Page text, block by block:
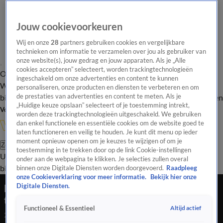
Overzicht Onze programma's Uitzendingen Onze gezichten
In de
WandelgangenInterviewsUitzending
bijwonenPodcastShopVeelgestelde vragenKijkersvraag insturen
Volg Vandaag Inside
Zoeken
UitzendingenVandaag InsideDe OranjezomerShopUitzending
bijwonen
Danny Blind legt uit: hoe moet Oranje het
tactisch gezien aanpakken tegen Marokko?
29 juni 2026, 17:52
Jouw cookievoorkeuren
Wij en onze28 partners gebruiken cookies en vergelijkbare
technieken om informatie te verzamelen over jou als gebruiker van
onze website(s), jouw gedrag en jouw apparaten. Als je „Alle
cookies accepteren” selecteert, worden trackingtechnologieën
ingeschakeld om onze advertenties en content te kunnen
personaliseren, onze producten en diensten te verbeteren en om
de prestaties van advertenties en content te meten. Als je
„Huidige keuze opslaan” selecteert of je toestemming intrekt,
worden deze trackingtechnologieën uitgeschakeld. We gebruiken
dan enkel functionele en essentiële cookies om de website goed te
laten functioneren en veilig te houden. Je kunt dit menu op ieder
moment opnieuw openen om je keuzes te wijzigen of om je
toestemming in te trekken door op de link Cookie-instellingen
onder aan de webpagina te klikken. Je selecties zullen overal
binnen onze Digitale Diensten worden doorgevoerd. Raadpleeg
onze Cookieverklaring voor meer informatie.
Bekijk hier onze
Digitale Diensten.
Functioneel & Essentieel Altijd actief